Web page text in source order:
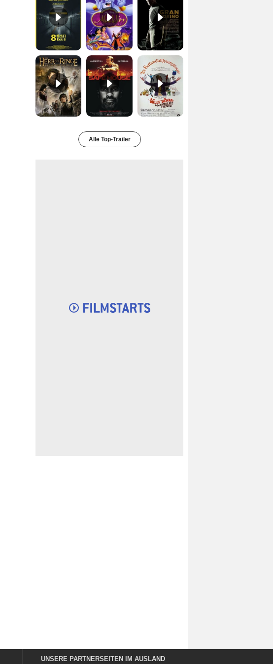
Der Herr der Ringe - Die Rückkehr des Königs Trailer OV Safe House Trailer DF Charlie und die Schokoladenfabrik Trailer OV
Alle Top-Trailer
UNSERE PARTNERSEITEN IM AUSLAND